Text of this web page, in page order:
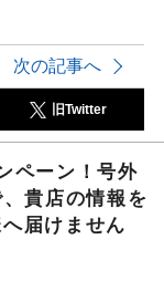
次の記事へ
旧Twitter
ペーン！号外
貴店の情報を
届けません